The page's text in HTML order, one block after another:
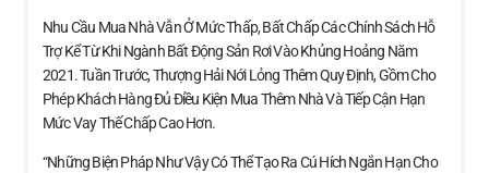
Nhu Cầu Mua Nhà Vẫn Ở Mức Thấp, Bất Chấp Các Chính Sách Hỗ
Trợ Kể Từ Khi Ngành Bất Động Sản Rơi Vào Khủng Hoảng Năm
2021. Tuần Trước, Thượng Hải Nới Lỏng Thêm Quy Định, Gồm Cho
Phép Khách Hàng Đủ Điều Kiện Mua Thêm Nhà Và Tiếp Cận Hạn
Mức Vay Thế Chấp Cao Hơn.
“Những Biện Pháp Như Vậy Có Thể Tạo Ra Cú Hích Ngắn Hạn Cho